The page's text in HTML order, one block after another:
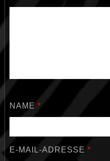
NAME *
E-MAIL-ADRESSE *